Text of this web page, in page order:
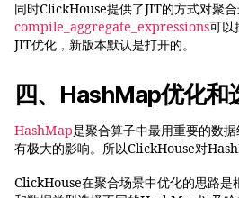
同时ClickHouse提供了JIT的方式对聚
compile_aggregate_expressions可以
JIT优化，新版本默认是打开的。
四、HashMap优化和
HashMap是聚合算子中最用重要的数
有极大的影响。所以ClickHouse对
ClickHouse在聚合场景中优化的思路是